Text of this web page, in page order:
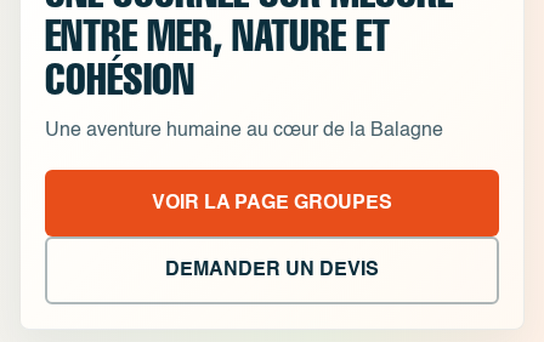
ENTRE MER, NATURE ET
COHÉSION
Une aventure humaine au cœur de la Balagne
VOIR LA PAGE GROUPES
DEMANDER UN DEVIS